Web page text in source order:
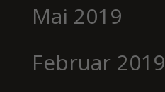
Mai 2019
Februar 2019